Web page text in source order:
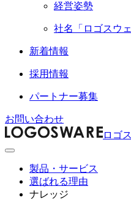
経営姿勢
社名「ロゴスウ
新着情報
採用情報
パートナー募集
お問い合わせ
ロゴ
製品・サービス
選ばれる理由
ナレッジ